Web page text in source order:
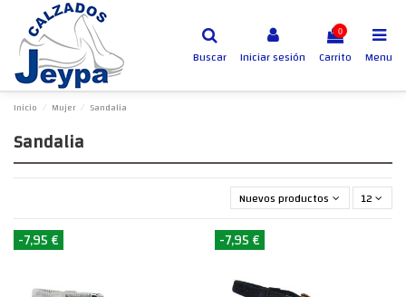
Buscar Iniciar sesión
0
Carrito Menu
Inicio Mujer Sandalia
Sandalia
Nuevos productos primero12
-7,95 € -7,95 €